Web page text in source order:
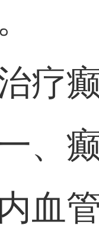
疗
、
血